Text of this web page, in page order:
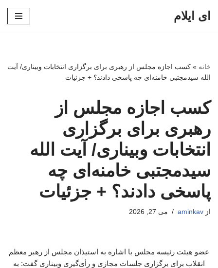
ای ایلام
خانه » کسب اجازه مجلس از رهبری برای برگزاری انتخابات وبیناری/ آیت
الله سیدمجتبی خامنه‌ای چه پاسخی دادند؟ + جزئیات
کسب اجازه مجلس از
رهبری برای برگزاری
انتخابات وبیناری/ آیت الله
سیدمجتبی خامنه‌ای چه
پاسخی دادند؟ + جزئیات
از aminkav می 27, 2026
عضو هیئت رئیسه مجلس با اشاره به استیذان مجلس از رهبر معظم
انقلاب برای برگزاری جلسات مجازی و رأی‌گیری وبیناری گفت: به